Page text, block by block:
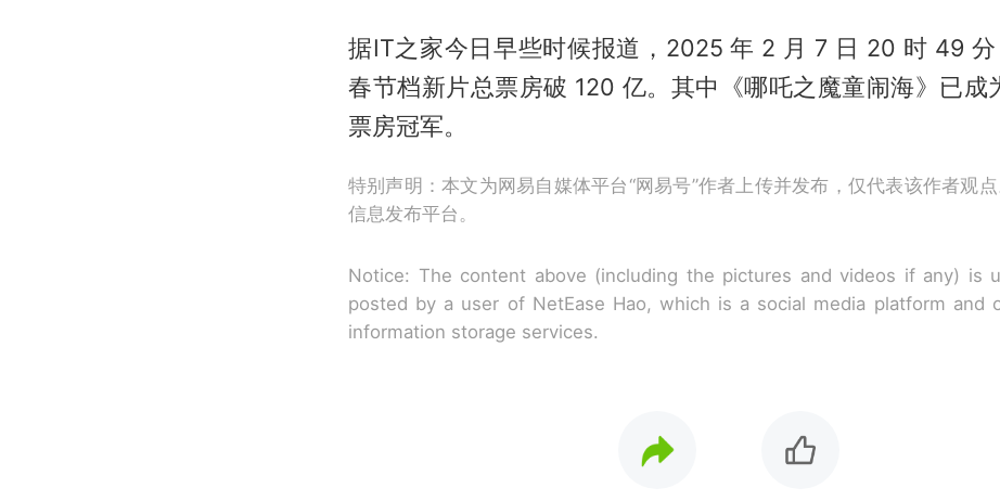
据IT之家今日早些时候报道，2025 年 2 月 7 日 20 时 49
春节档新片总票房破 120 亿。其中《哪吒之魔童闹海》已成
票房冠军。
特别声明：本文为网易自媒体平台“网易号”作者上传并发布，仅代表该作者观
信息发布平台。
Notice: The content above (including the pictures and videos if any) is
posted by a user of NetEase Hao, which is a social media platform and
information storage services.